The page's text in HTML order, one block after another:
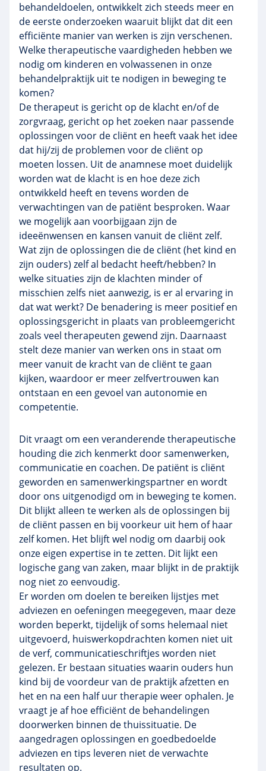
behandeldoelen, ontwikkelt zich steeds meer en
de eerste onderzoeken waaruit blijkt dat dit een
efficiënte manier van werken is zijn verschenen.
Welke therapeutische vaardigheden hebben we
nodig om kinderen en volwassenen in onze
behandelpraktijk uit te nodigen in beweging te
komen?
De therapeut is gericht op de klacht en/of de
zorgvraag, gericht op het zoeken naar passende
oplossingen voor de cliënt en heeft vaak het idee
dat hij/zij de problemen voor de cliënt op
moeten lossen. Uit de anamnese moet duidelijk
worden wat de klacht is en hoe deze zich
ontwikkeld heeft en tevens worden de
verwachtingen van de patiënt besproken. Waar
we mogelijk aan voorbijgaan zijn de
ideeënwensen en kansen vanuit de cliënt zelf.
Wat zijn de oplossingen die de cliënt (het kind en
zijn ouders) zelf al bedacht heeft/hebben? In
welke situaties zijn de klachten minder of
misschien zelfs niet aanwezig, is er al ervaring in
dat wat werkt? De benadering is meer positief en
oplossingsgericht in plaats van probleemgericht
zoals veel therapeuten gewend zijn. Daarnaast
stelt deze manier van werken ons in staat om
meer vanuit de kracht van de cliënt te gaan
kijken, waardoor er meer zelfvertrouwen kan
ontstaan en een gevoel van autonomie en
competentie.
Dit vraagt om een veranderende therapeutische
houding die zich kenmerkt door samenwerken,
communicatie en coachen. De patiënt is cliënt
geworden en samenwerkingspartner en wordt
door ons uitgenodigd om in beweging te komen.
Dit blijkt alleen te werken als de oplossingen bij
de cliënt passen en bij voorkeur uit hem of haar
zelf komen. Het blijft wel nodig om daarbij ook
onze eigen expertise in te zetten. Dit lijkt een
logische gang van zaken, maar blijkt in de praktijk
nog niet zo eenvoudig.
Er worden om doelen te bereiken lijstjes met
adviezen en oefeningen meegegeven, maar deze
worden beperkt, tijdelijk of soms helemaal niet
uitgevoerd, huiswerkopdrachten komen niet uit
de verf, communicatieschriftjes worden niet
gelezen. Er bestaan situaties waarin ouders hun
kind bij de voordeur van de praktijk afzetten en
het en na een half uur therapie weer ophalen. Je
vraagt je af hoe efficiënt de behandelingen
doorwerken binnen de thuissituatie. De
aangedragen oplossingen en goedbedoelde
adviezen en tips leveren niet de verwachte
resultaten op.